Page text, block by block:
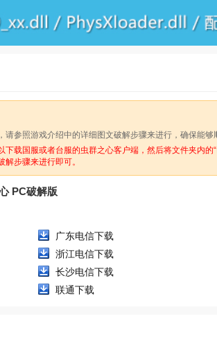
请参照游戏介绍中的详细图文破解步骤来进行，确保能够
下载国服或者台服的虫群之心客户端，然后将文件夹内的“
解步骤来进行即可。
PC破解版
广东电信下载
浙江电信下载
长沙电信下载
联通下载